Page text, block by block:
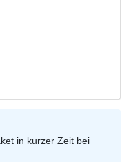
in kurzer Zeit bei